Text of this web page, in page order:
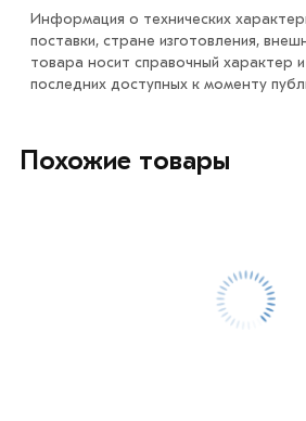
в Москве и области. Наши
менеджеры обработают заказ и
согласования условий доставки
купленного товарa в течение 7 дней
Информация о технических
поставки, стране изготовления,
товара носит справочный характер
последних доступных к моменту
Похожие товары